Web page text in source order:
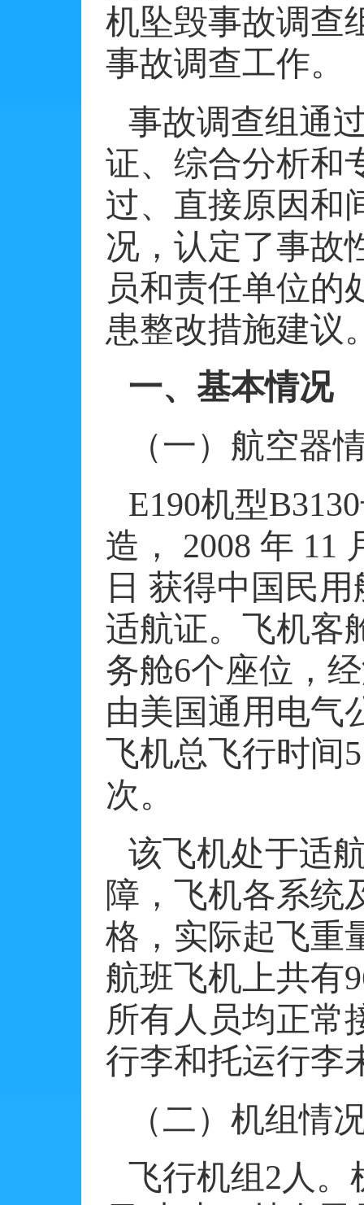
机坠毁事故调查
事故调查工作。
事故调查组通
证、综合分析和
过、直接原因和
况，认定了事故
员和责任单位的
患整改措施建议
一、基本情况
（一）航空器
E190机型B3130
造，
2008 年 11
日 获得中国民
适航证。飞机客
务舱6个座位，
由美国通用电气
飞机总飞行时间
次。
该飞机处于适
障，飞机各系统
格，实际起飞重
航班飞机上共有
所有人员均正常
行李和托运行李
（二）机组情
飞行机组 2人。